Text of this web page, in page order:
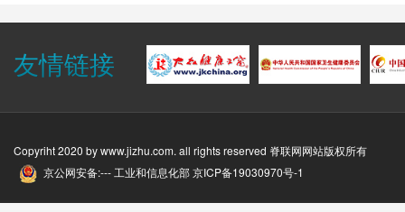
友情链接
Copyriht 2020 bywww.jizhu.com. all rights reserved 脊联网网站版权所有
京公网安备:--- 工业和信息化部京ICP备19030970号-1